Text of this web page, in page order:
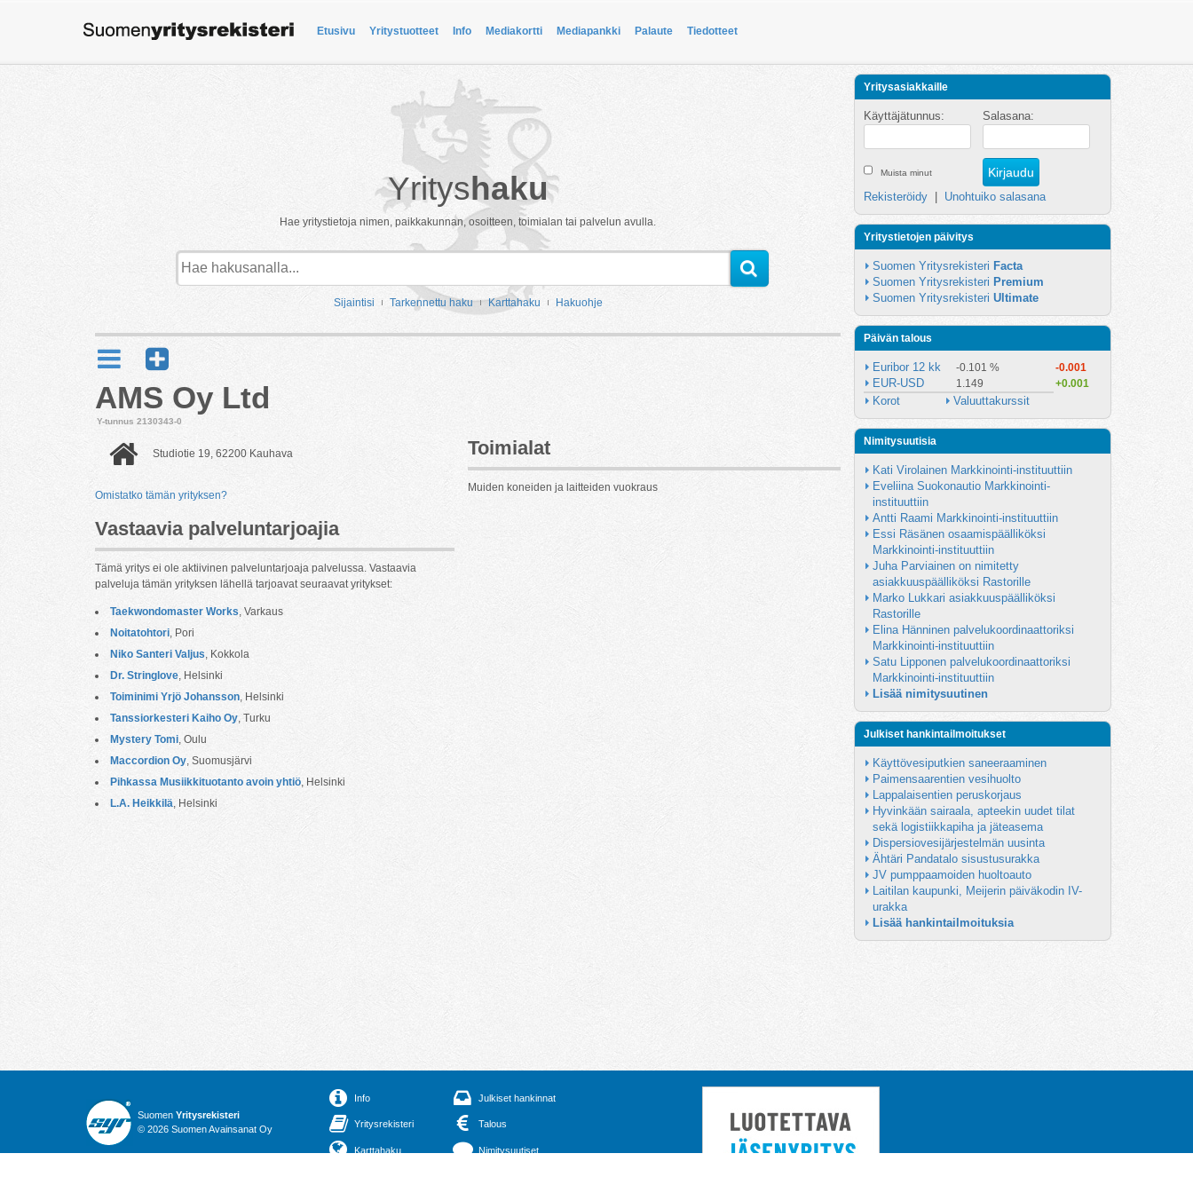
Etusivu Yritystuotteet Info Mediakortti Mediapankki Palaute Tiedotteet
Yrityshaku
Hae yritystietoja nimen, paikkakunnan, osoitteen, toimialan tai palvelun avulla.
Sijaintisi Tarkennettu haku Karttahaku Hakuohje
AMS Oy Ltd
Y-tunnus 2130343-0
Studiotie 19, 62200 Kauhava
Omistatko tämän yrityksen?
Vastaavia palveluntarjoajia
Tämä yritys ei ole aktiivinen palveluntarjoaja palvelussa. Vastaavia
palveluja tämän yrityksen lähellä tarjoavat seuraavat yritykset:
Taekwondomaster Works, Varkaus
Noitatohtori, Pori
Niko Santeri Valjus, Kokkola
Dr. Stringlove, Helsinki
Toiminimi Yrjö Johansson, Helsinki
Tanssiorkesteri Kaiho Oy, Turku
Mystery Tomi, Oulu
Maccordion Oy, Suomusjärvi
Pihkassa Musiikkituotanto avoin yhtiö, Helsinki
L.A. Heikkilä, Helsinki
Toimialat
Muiden koneiden ja laitteiden vuokraus
Yritysasiakkaille
Käyttäjätunnus: Salasana:
Muista minut
Rekisteröidy Unohtuiko salasana
Yritystietojen päivitys
Suomen Yritysrekisteri Facta
Suomen Yritysrekisteri Premium
Suomen Yritysrekisteri Ultimate
Päivän talous
Euribor 12 kk -0.101 % -0.001
EUR-USD 1.149 +0.001
Korot Valuuttakurssit
Nimitysuutisia
Kati Virolainen Markkinointi-instituuttiin
Eveliina Suokonautio Markkinointi-
instituuttiin
Antti Raami Markkinointi-instituuttiin
Essi Räsänen osaamispäälliköksi
Markkinointi-instituuttiin
Juha Parviainen on nimitetty
asiakkuuspäälliköksi Rastorille
Marko Lukkari asiakkuuspäälliköksi
Rastorille
Elina Hänninen palvelukoordinaattoriksi
Markkinointi-instituuttiin
Satu Lipponen palvelukoordinaattoriksi
Markkinointi-instituuttiin
Lisää nimitysuutinen
Julkiset hankintailmoitukset
Käyttövesiputkien saneeraaminen
Paimensaarentien vesihuolto
Lappalaisentien peruskorjaus
Hyvinkään sairaala, apteekin uudet tilat
sekä logistiikkapiha ja jäteasema
Dispersiovesijärjestelmän uusinta
Ähtäri Pandatalo sisustusurakka
JV pumppaamoiden huoltoauto
Laitilan kaupunki, Meijerin päiväkodin IV-
urakka
Lisää hankintailmoituksia
Suomen Yritysrekisteri
© 2026 Suomen Avainsanat Oy
Info
Yritysrekisteri
Karttahaku
Julkiset hankinnat
Talous
Nimitysuutiset